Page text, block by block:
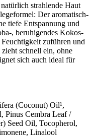
strahlende Haut
Der aromatisch-
tiefe Entspannung und
, beruhigendes Kokos-
zuführen und
schnell ein, ohne
sich auch ideal für
(Coconut) Oil¹,
Pinus Cembra Leaf /
Seed Oil, Tocopherol,
Linalool